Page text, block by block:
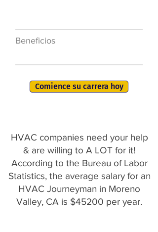
Beneficios
Comience su carrera hoy
HVAC companies need your help
& are willing to A LOT for it!
According to the Bureau of Labor
Statistics, the average salary for an
HVAC Journeyman in Moreno
Valley, CA is $45200 per year.